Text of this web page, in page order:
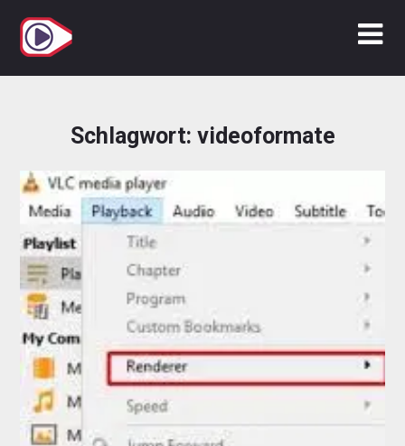
Inhalt
springen
Schlagwort: videoformate